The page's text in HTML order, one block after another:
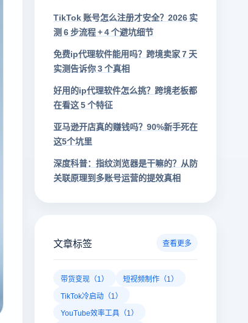
TikTok 账号怎么注册才安全？2026 实
测 6 步流程 + 4 个避坑细节
免费ip代理软件能用吗？跨境卖家 7 天
实测告诉你 3 个真相
好用的ip代理软件怎么挑？跨境老板都
在看这 5 个特征
亚马逊开店真的赚钱吗？90%新手死在
这5个坑里
深度科普：指纹浏览器是干嘛的？从防
关联原理到多账号运营的提效真相
文章标签 查看更多
带货变现（1）
短视频制作（1）
TikTok冷启动（1）
YouTube效率工具（1）